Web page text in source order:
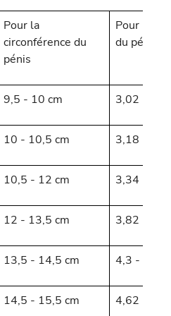
Pour la
circonférence du
pénis
Pour le
du pénis
9,5 - 10 cm 3,02 -
10 - 10,5 cm 3,18 -
10,5 - 12 cm 3,34 -
12 - 13,5 cm 3,82 - 4,3
13,5 - 14,5 cm 4,3 - 4,62
14,5 - 15,5 cm 4,62 -